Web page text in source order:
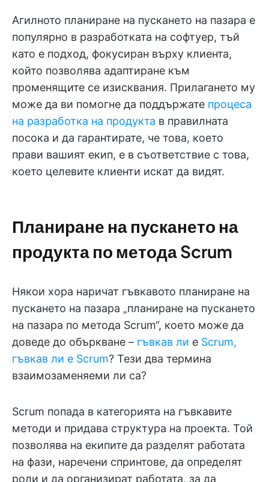
Агилното планиране на пускането на пазара е
популярно в разработката на софтуер, тъй
като е подход, фокусиран върху клиента,
който позволява адаптиране към
променящите се изисквания. Прилагането му
може да ви помогне да поддържате процеса
на разработка на продукта в правилната
посока и да гарантирате, че това, което
прави вашият екип, е в съответствие с това,
което целевите клиенти искат да видят.
Планиране на пускането на
продукта по метода Scrum
Някои хора наричат гъвкавото планиране на
пускането на пазара „планиране на пускането
на пазара по метода Scrum“, което може да
доведе до объркване – гъвкав ли е Scrum,
гъвкав ли е Scrum? Тези два термина
взаимозаменяеми ли са?
Scrum попада в категорията на гъвкавите
методи и придава структура на проекта. Той
позволява на екипите да разделят работата
на фази, наречени спринтове, да определят
роли и да организират работата, за да